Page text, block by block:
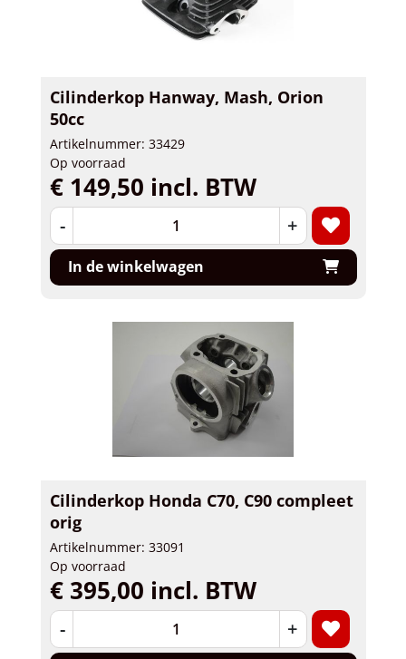
Cilinderkop Hanway, Mash, Orion
50cc
Artikelnummer: 33429
Op voorraad
€ 149,50 incl. BTW
- +
In de winkelwagen
Cilinderkop Honda C70, C90 compleet
orig
Artikelnummer: 33091
Op voorraad
€ 395,00 incl. BTW
- +